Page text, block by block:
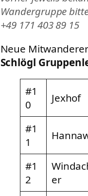
Wandergruppe
+49 171 403 89 15
Neue
Schlögl
#1
0
Jexhof
#1
1
#1
2
er